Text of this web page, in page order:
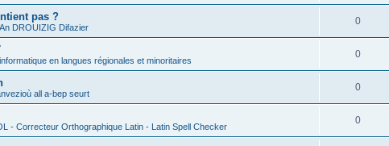
pas ?
An DROUIZIG Difazier
0
en langues régionales et minoritaires
0
all a-bep seurt
0
- Correcteur Orthographique Latin - Latin Spell Checker
0